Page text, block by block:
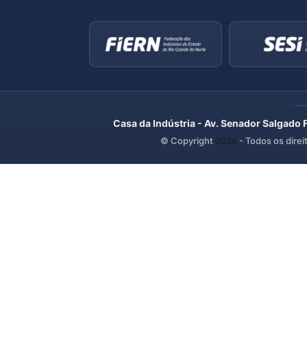
Casa da Indústria - Av. Senador
© Copyright 2026 - Todos os